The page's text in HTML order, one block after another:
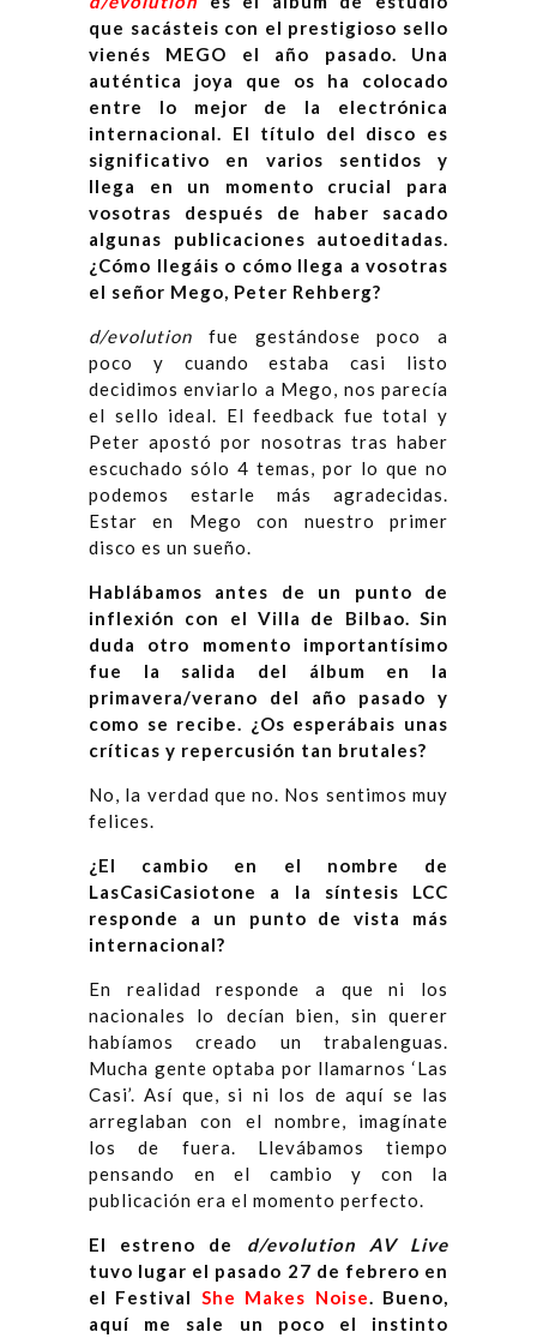
que sacásteis con el prestigioso sello
vienés MEGO el año pasado. Una
auténtica joya que os ha colocado
entre lo mejor de la electrónica
internacional. El título del disco es
significativo en varios sentidos y
llega en un momento crucial para
vosotras después de haber sacado
algunas publicaciones autoeditadas.
¿Cómo llegáis o cómo llega a vosotras
el señor Mego, Peter Rehberg?
d/evolution fue gestándose poco a
poco y cuando estaba casi listo
decidimos enviarlo a Mego, nos parecía
el sello ideal. El feedback fue total y
Peter apostó por nosotras tras haber
escuchado sólo 4 temas, por lo que no
podemos estarle más agradecidas.
Estar en Mego con nuestro primer
disco es un sueño.
Hablábamos antes de un punto de
inflexión con el Villa de Bilbao. Sin
duda otro momento importantísimo
fue la salida del álbum en la
primavera/verano del año pasado y
como se recibe. ¿Os esperábais unas
críticas y repercusión tan brutales?
No, la verdad que no. Nos sentimos muy
felices.
¿El cambio en el nombre de
LasCasiCasiotone a la síntesis LCC
responde a un punto de vista más
internacional?
En realidad responde a que ni los
nacionales lo decían bien, sin querer
habíamos creado un trabalenguas.
Mucha gente optaba por llamarnos ‘Las
Casi’. Así que, si ni los de aquí se las
arreglaban con el nombre, imagínate
los de fuera. Llevábamos tiempo
pensando en el cambio y con la
publicación era el momento perfecto.
El estreno de d/evolution AV Live
tuvo lugar el pasado 27 de febrero en
el Festival She Makes Noise. Bueno,
aquí me sale un poco el instinto